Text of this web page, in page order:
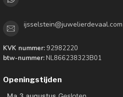
ijsselstein@juwelierdevaal.com
KVK nummer:92982220
btw-nummer: NL866238323B01
Openingstijden